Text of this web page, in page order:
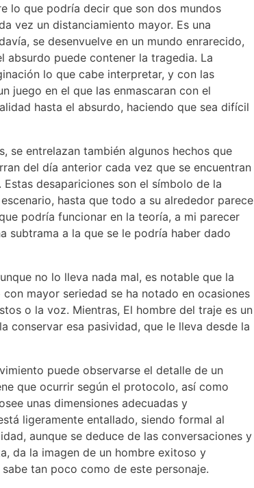
lo que podría decir que son dos mundos
vez un distanciamiento mayor. Es una
se desenvuelve en un mundo enrarecido,
absurdo puede contener la tragedia. La
lo que cabe interpretar, y con las
juego en el que las enmascaran con el
hasta el absurdo, haciendo que sea difícil
se entrelazan también algunos hechos que
del día anterior cada vez que se encuentran
desapariciones son el símbolo de la
hasta que todo a su alrededor parece
podría funcionar en la teoría, a mi parecer
subtrama a la que se le podría haber dado
no lo lleva nada mal, es notable que la
mayor seriedad se ha notado en ocasiones
o la voz. Mientras, El hombre del traje es un
conservar esa pasividad, que le lleva desde la
puede observarse el detalle de un
que ocurrir según el protocolo, así como
unas dimensiones adecuadas y
ligeramente entallado, siendo formal al
aunque se deduce de las conversaciones y
da la imagen de un hombre exitoso y
tan poco como de este personaje.